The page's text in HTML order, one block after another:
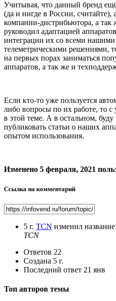
Учитывая, что данный бренд
(да и нигде в России, считайте),
компании-дистрибьютора, а так
руководил адаптацией
интеграции их со всеми
телеметрическими решениями,
на первых порах заниматься
аппаратов, а так же и
Если кто-то уже пользуется
либо вопросы по их работе, то с
в этой теме. А в остальном,
публиковать статьи о наших
опытом использования.
Изменено 5 февраля, 2021
Ссылка на комментарий
5 г. TCN изменил
TCN
Ответов 22
Создана 5 г.
Последний ответ 21 янв
Топ авторов темы